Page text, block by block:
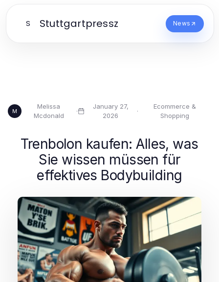
S Stuttgartpressz News
M
Melissa
Mcdonald
·
January 27,
2026
·
Ecommerce &
Shopping
Trenbolon kaufen: Alles, was
Sie wissen müssen für
effektives Bodybuilding